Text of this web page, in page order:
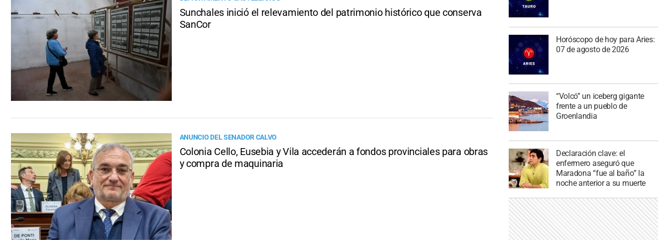
Sunchales inició el relevamiento del patrimonio histórico que conserva
SanCor
ANUNCIO DEL SENADOR CALVO
Colonia Cello, Eusebia y Vila accederán a fondos provinciales para obras
y compra de maquinaria
Horóscopo de hoy para Aries:
07 de agosto de 2026
“Volcó” un iceberg gigante
frente a un pueblo de
Groenlandia
Declaración clave: el
enfermero aseguró que
Maradona “fue al baño” la
noche anterior a su muerte